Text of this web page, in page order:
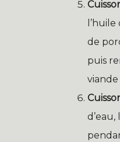
de
puis